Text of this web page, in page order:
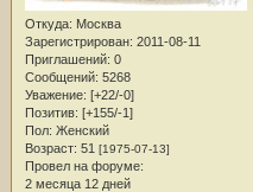
Откуда: Москва
Зарегистрирован: 2011-08-11
Приглашений: 0
Сообщений: 5268
Уважение: [+22/-0]
Позитив: [+155/-1]
Пол: Женский
Возраст: 51 [1975-07-13]
Провел на форуме:
2 месяца 12 дней